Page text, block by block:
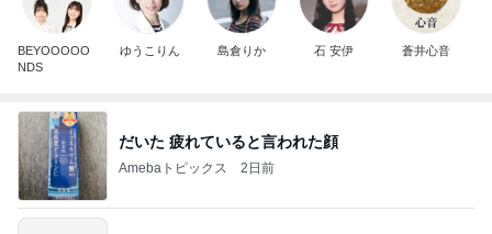
BEYOOOOO
NDS
ゆうこりん 島倉りか 石 安伊 蒼井心音
だいた 疲れていると言われた顔
Amebaトピックス 2日前